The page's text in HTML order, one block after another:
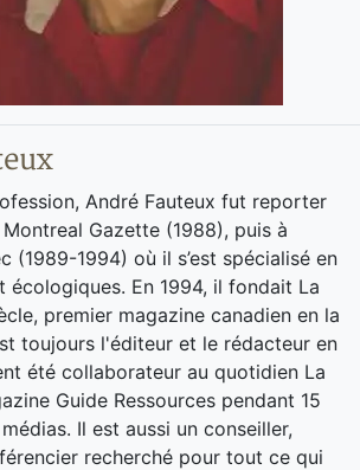
André Fauteux fut reporter
Gazette (1988), puis à
(1989-1994) où il s’est spécialisé en
écologiques. En 1994, il fondait La
premier magazine canadien en la
toujours l'éditeur et le rédacteur en
été collaborateur au quotidien La
Guide Ressources pendant 15
Il est aussi un conseiller,
recherché pour tout ce qui